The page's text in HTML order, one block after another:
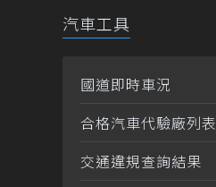
汽車工具
國道即時車況
合格汽車代驗廠列表
交通違規查詢結果